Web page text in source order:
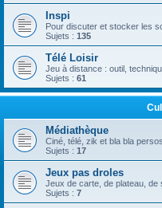
Inspi
Pour discuter et stocker les
Sujets : 135
Télé Loisir
Jeu à distance : outil,
Sujets : 61
Médiathèque
Ciné, télé, zik et bla bla
Sujets : 17
Jeux pas droles
Jeux de carte, de plateau, de
Sujets : 7